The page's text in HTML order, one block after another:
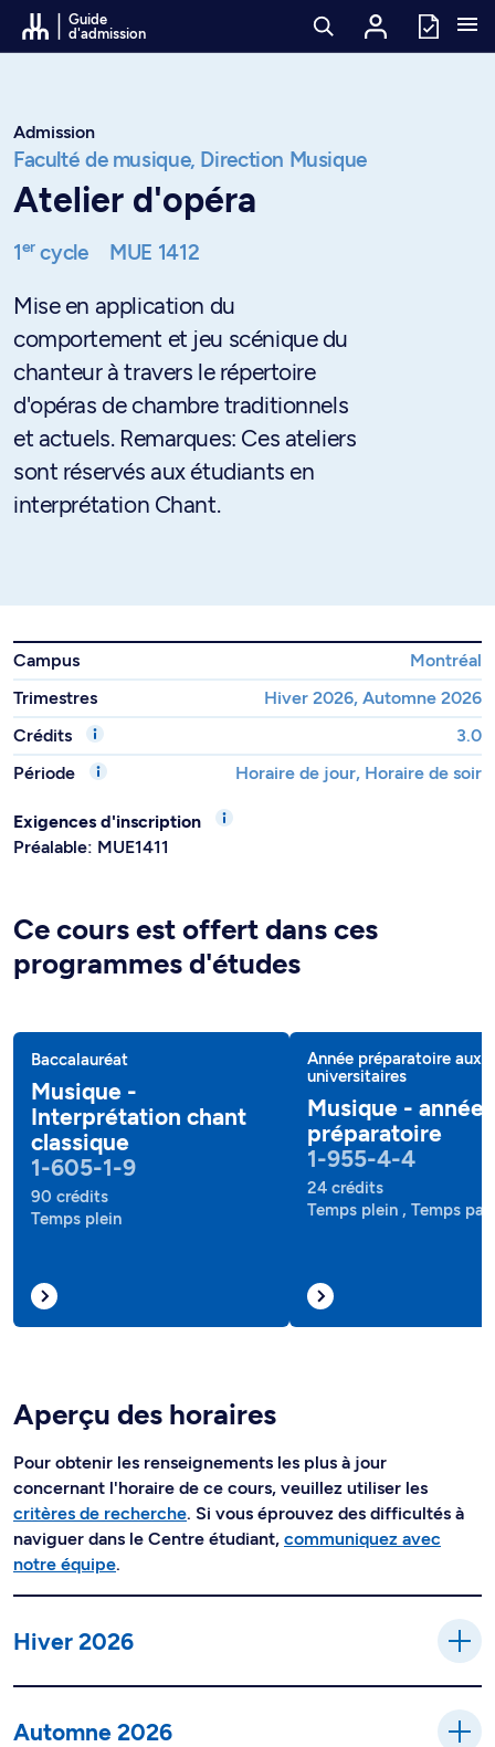
Passer au contenu
Guide
d'admission
Admission
Faculté de musique, Direction Musique
Atelier d'opéra
1ercycle MUE 1412
Mise en application du
comportement et jeu scénique du
chanteur à travers le répertoire
d'opéras de chambre traditionnels
et actuels. Remarques: Ces ateliers
sont réservés aux étudiants en
interprétation Chant.
Campus
Montréal
Trimestres
Hiver 2026, Automne 2026
Crédits
3.0
Période
Horaire de jour, Horaire de soir
Exigences d'inscription
Préalable: MUE1411
Ce cours est offert dans ces
programmes d'études
Baccalauréat
Musique -
Interprétation chant
classique
1-605-1-9
90 crédits
Temps plein
Année préparatoire aux
universitaires
Musique - année
préparatoire
1-955-4-4
24 crédits
Temps plein , Temps
Aperçu des horaires
Pour obtenir les renseignements les plus à jour
concernant l'horaire de ce cours, veuillez utiliser les
critères de recherche. Si vous éprouvez des difficultés à
naviguer dans le Centre étudiant, communiquez avec
notre équipe.
Hiver 2026
Automne 2026